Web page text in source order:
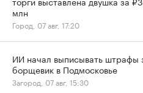
млн
Город, 07 авг, 17:20
ИИ начал выписывать штрафы
борщевик в Подмосковье
Загород, 07 авг, 15:30